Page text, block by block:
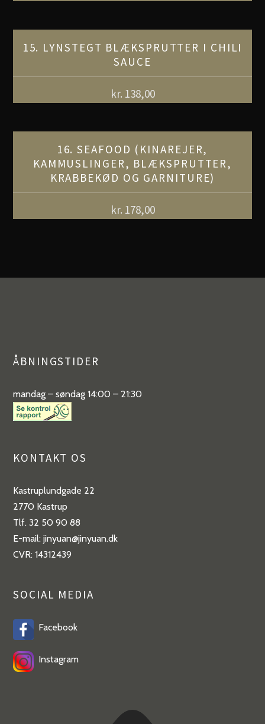
15. LYNSTEGT BLÆKSPRUTTER I CHILI
SAUCE
kr. 138,00
16. SEAFOOD (KINAREJER,
KAMMUSLINGER, BLÆKSPRUTTER,
KRABBEKØD OG GARNITURE)
kr. 178,00
ÅBNINGSTIDER
mandag – søndag 14:00 – 21:30
KONTAKT OS
Kastruplundgade 22
2770 Kastrup
Tlf. 32 50 90 88
E-mail: jinyuan@jinyuan.dk
CVR: 14312439
SOCIAL MEDIA
Facebook
Instagram